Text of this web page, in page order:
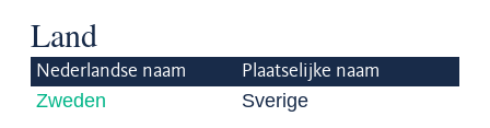
Land
Nederlandse naam Plaatselijke naam
Zweden Sverige